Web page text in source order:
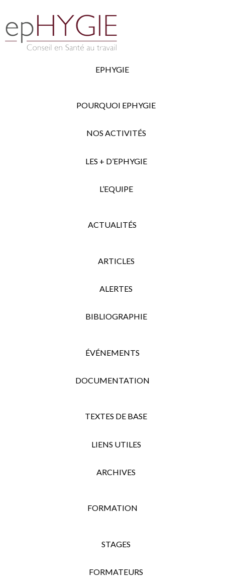
EPHYGIE
POURQUOI EPHYGIE
NOS ACTIVITÉS
LES + D’EPHYGIE
L’EQUIPE
ACTUALITÉS
ARTICLES
ALERTES
BIBLIOGRAPHIE
ÉVÉNEMENTS
DOCUMENTATION
TEXTES DE BASE
LIENS UTILES
ARCHIVES
FORMATION
STAGES
FORMATEURS